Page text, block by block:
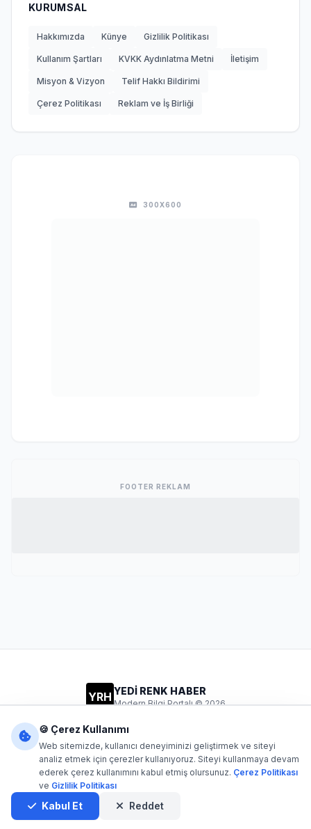
KURUMSAL
Hakkımızda Künye Gizlilik Politikası
Kullanım Şartları KVKK Aydınlatma Metni İletişim
Misyon & Vizyon Telif Hakkı Bildirimi
Çerez Politikası Reklam ve İş Birliği
300X600
FOOTER REKLAM
YRH YEDİ RENK HABER
Modern Bilgi Portalı © 2026
Dijital1- Tüm hakları saklıdır. Kaynak gösterilmeden içerik
🍪 Çerez Kullanımı
Web sitemizde, kullanıcı deneyiminizi geliştirmek ve siteyi
analiz etmek için çerezler kullanıyoruz. Siteyi kullanmaya devam
ederek çerez kullanımını kabul etmiş olursunuz. Çerez Politikası
ve Gizlilik Politikası
Kabul Et Reddet